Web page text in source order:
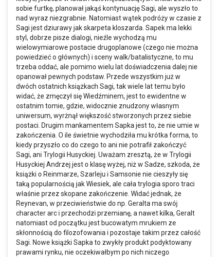
sobie furtkę, planował jakąś kontynuację Sagi, ale wyszło to
nad wyraz niezgrabnie. Natomiast wątek podróży w czasie z
Sagi jest dziurawy jak skarpeta kloszarda. Sapek ma lekki
styl, dobrze pisze dialogi, nieźle wychodzą mu
wielowymiarowe postacie drugoplanowe (czego nie można
powiedzieć o głównych) i sceny walk/batalistyczne, to mu
trzeba oddać, ale pomimo wielu lat doświadczenia dalej nie
opanował pewnych podstaw. Przede wszystkim już w
dwóch ostatnich książkach Sagi, tak wiele lat temu było
widać, że zmęczył się Wiedźminem, jest to ewidentne w
ostatnim tomie, gdzie, widocznie znudzony własnym
uniwersum, wyrżnął większość stworzonych przez siebie
postaci. Drugim mankamentem Sapka jest to, że nie umie w
zakończenia. O ile świetnie wychodziła mu krótka forma, to
kiedy przyszło co do czego to ani nie potrafił zakończyć
Sagi, ani Trylogii Husyckiej. Uważam zresztą, że w Trylogii
Husyckiej Andrzej jest o klasę wyżej, niż w Sadze, szkoda, że
książki o Reinmarze, Szarleju i Samsonie nie cieszyły się
taką popularnością jak Wiesiek, ale cała trylogia sporo traci
właśnie przez skopane zakończenie. Widać jednak, że
Reynevan, w przeciwieństwie do np. Geralta ma swój
character arc i przechodzi przemianę, a nawet kilka, Geralt
natomiast od początku jest bucowatym mrukiem ze
skłonnością do filozofowania i pozostaje takim przez całość
Sagi. Nowe książki Sapka to zwykły produkt podyktowany
prawami rynku, nie oczekiwałbym po nich niczego